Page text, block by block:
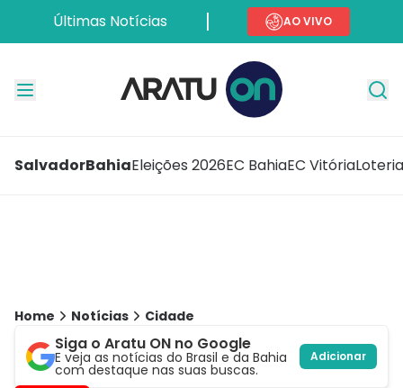
Últimas Notícias AO VIVO
SalvadorBahiaEleições 2026EC BahiaEC Vitória
Home Notícias Cidade
Siga o Aratu ON no Google
E veja as notícias do Brasil e da Bahia
com destaque nas suas buscas.
Adicionar